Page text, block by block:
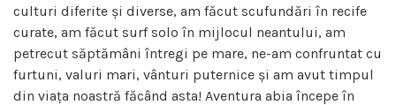
culturi diferite și diverse, am făcut scufundări în recife
curate, am făcut surf solo în mijlocul neantului, am
petrecut săptămâni întregi pe mare, ne-am confruntat cu
furtuni, valuri mari, vânturi puternice și am avut timpul
din viața noastră făcând asta! Aventura abia începe în